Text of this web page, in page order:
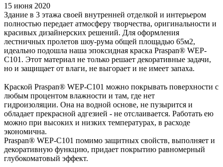
15 июня 2020
Здание в 3 этажа своей внутренней отделкой и интерьером
полностью передает атмосферу творчества, оригинальности и
красивых дизайнерских решений. Для оформления
лестничных пролетов шоу-рума общей площадью 65м2,
идеально подошла наша эпоксидная краска Praspan® WEP-
C101. Этот материал не только решает декоративные задачи,
но и защищает от влаги, не выгорает и не имеет запаха.
Краской Praspan® WEP-C101 можно покрывать поверхности с
любым процентом влажности и там, где нет
гидроизоляции. Она на водной основе, не пузырится и
обладает прекрасной адгезией - не отслаивается. Работать ею
можно при высоких и низких температурах, в расходе
экономична.
Praspan® WEP-C101 помимо защитных свойств, выполняет и
декоративную функцию, придает покрытию равномерный
глубокоматовый эффект.